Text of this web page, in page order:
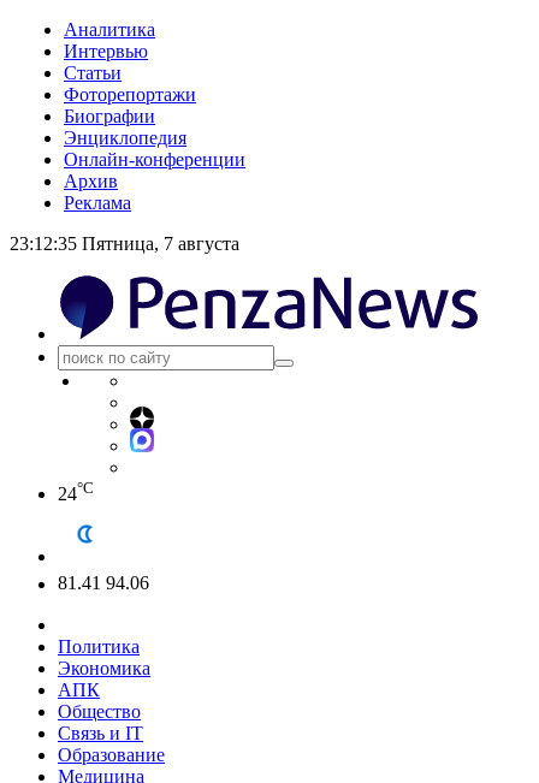
Аналитика
Интервью
Статьи
Фоторепортажи
Биографии
Энциклопедия
Онлайн-конференции
Архив
Реклама
23:12:36 Пятница, 7 августа
24°C
81.41 94.06
Политика
Экономика
АПК
Общество
Связь и IT
Образование
Медицина